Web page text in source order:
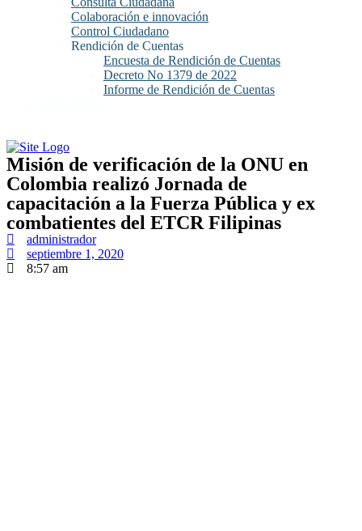
Colaboración e innovación
Control Ciudadano
Rendición de Cuentas
Encuesta de Rendición de Cuentas
Decreto No 1379 de 2022
Informe de Rendición de Cuentas
Misión de verificación de la ONU en
Colombia realizó Jornada de
capacitación a la Fuerza Pública y ex
combatientes del ETCR Filipinas
administrador
septiembre 1, 2020
8:57 am